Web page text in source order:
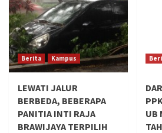
Berita Kampus
LEWATI JALUR
BERBEDA, BEBERAPA
PANITIA INTI RAJA
BRAWIJAYA TERPILIH
UB